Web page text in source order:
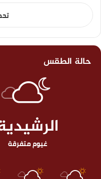
حالة الطقس
غيوم متفرقة